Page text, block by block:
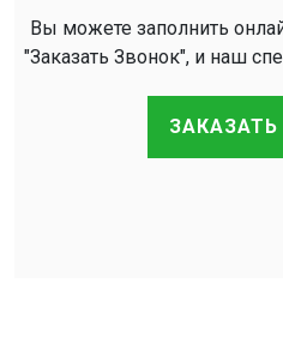
Вы можете заполнить
"Заказать Звонок", и наш